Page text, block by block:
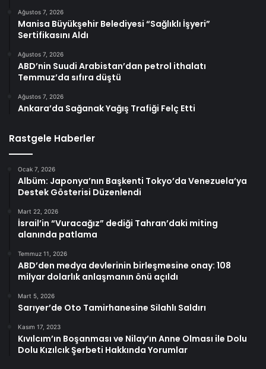
Ağustos 7, 2026
Manisa Büyükşehir Belediyesi “Sağlıklı İşyeri”
Sertifikasını Aldı
Ağustos 7, 2026
ABD’nin Suudi Arabistan’dan petrol ithalatı
Temmuz’da sıfıra düştü
Ağustos 7, 2026
Ankara’da Sağanak Yağış Trafiği Felç Etti
Rastgele Haberler
Ocak 7, 2026
Albüm: Japonya’nın Başkenti Tokyo’da Venezuela’ya
Destek Gösterisi Düzenlendi
Mart 22, 2026
İsrail’in “Vuracağız” dediği Tahran’daki miting
alanında patlama
Temmuz 11, 2026
ABD’den medya devlerinin birleşmesine onay: 108
milyar dolarlık anlaşmanın önü açıldı
Mart 5, 2026
Sarıyer’de Oto Tamirhanesine Silahlı Saldırı
Kasım 17, 2023
Kıvılcım’ın Boşanması ve Nilay’ın Anne Olması ile Dolu
Dolu Kızılcık Şerbeti Hakkında Yorumlar